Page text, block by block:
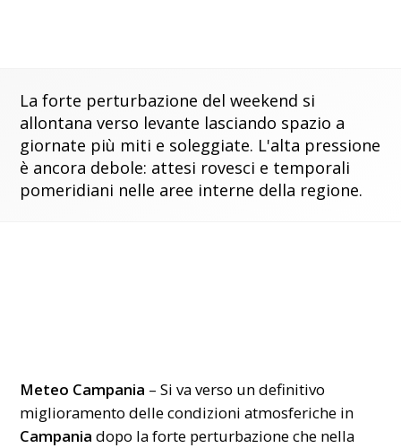
La forte perturbazione del weekend si
allontana verso levante lasciando spazio a
giornate più miti e soleggiate. L'alta pressione
è ancora debole: attesi rovesci e temporali
pomeridiani nelle aree interne della regione.
Meteo Campania – Si va verso un definitivo
miglioramento delle condizioni atmosferiche in
Campania dopo la forte perturbazione che nella